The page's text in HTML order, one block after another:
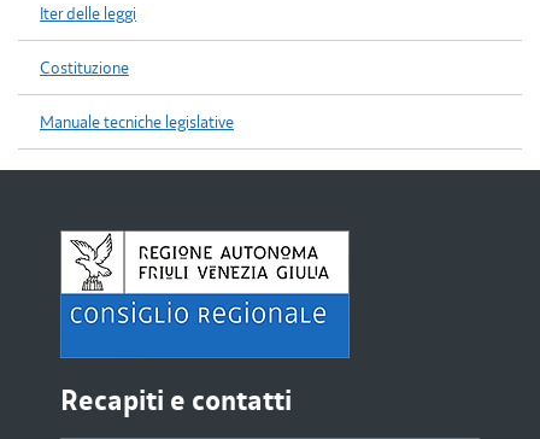
Iter delle leggi
Costituzione
Manuale tecniche legislative
Recapiti e contatti